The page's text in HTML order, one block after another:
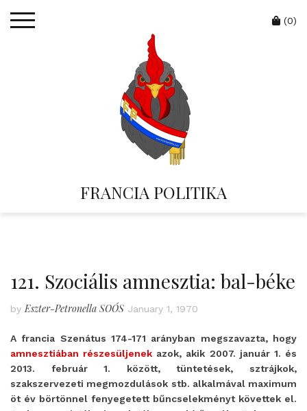
FRANCIA POLITIKA
Cart
(0)
121. Szociális amnesztia: bal-béke
by Eszter-Petronella SOÓS January 1, 1970
A francia Szenátus 174-171 arányban megszavazta, hogy
amnesztiában részesüljenek azok, akik 2007. január 1. és
2013. február 1. között, tüntetések, sztrájkok,
szakszervezeti megmozdulások stb. alkalmával maximum
öt év börtönnel fenyegetett bűncselekményt követtek el.